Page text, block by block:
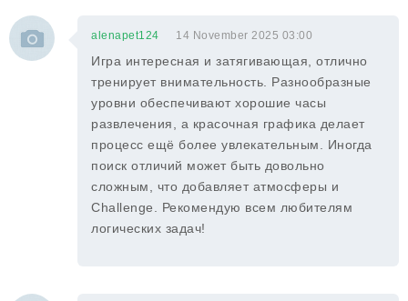
alenapet124 14 November 2025 03:00
Игра интересная и затягивающая, отлично
тренирует внимательность. Разнообразные
уровни обеспечивают хорошие часы
развлечения, а красочная графика делает
процесс ещё более увлекательным. Иногда
поиск отличий может быть довольно
сложным, что добавляет атмосферы и
Challenge. Рекомендую всем любителям
логических задач!